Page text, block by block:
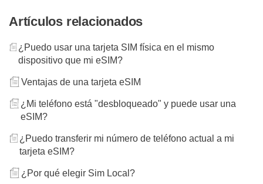
Artículos relacionados
¿Puedo usar una tarjeta SIM física en el mismo
dispositivo que mi eSIM?
Ventajas de una tarjeta eSIM
¿Mi teléfono está "desbloqueado" y puede usar una
eSIM?
¿Puedo transferir mi número de teléfono actual a mi
tarjeta eSIM?
¿Por qué elegir Sim Local?